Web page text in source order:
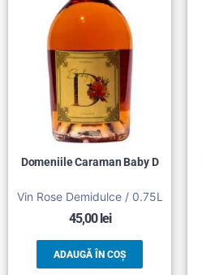
Domeniile Caraman Baby D
Vin Rose Demidulce / 0.75L
45,00lei
ADAUGĂ ÎN COȘ